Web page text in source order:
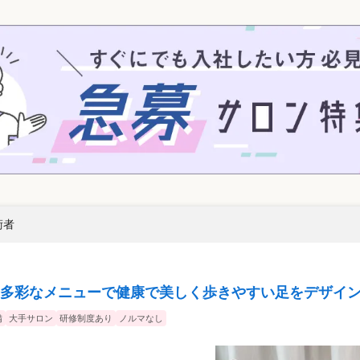
者
彩なメニューで健康で美しく歩きやすい足をデザイ
大手サロン 研修制度あり ノルマなし